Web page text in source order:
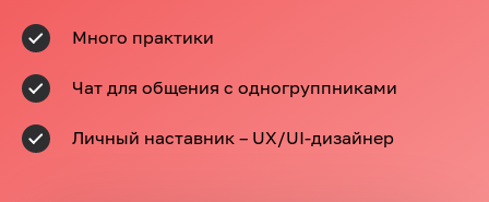
Много практики
Чат для общения с одногруппниками
Личный наставник – UX/UI-дизайнер